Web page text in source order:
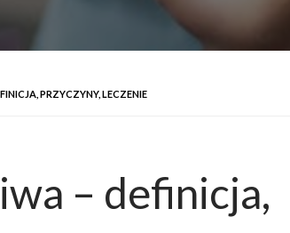
PRZYCZYNY, LECZENIE
– definicja,